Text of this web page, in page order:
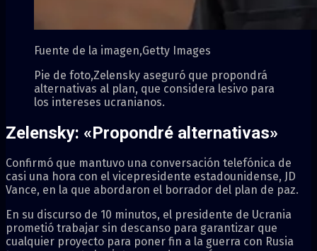
Fuente de la imagen,Getty Images
Pie de foto,Zelensky aseguró que propondrá
alternativas al plan, que considera lesivo para
los intereses ucranianos.
Zelensky: «Propondré alternativas»
Confirmó que mantuvo una conversación telefónica de
casi una hora con el vicepresidente estadounidense, JD
Vance, en la que abordaron el borrador del plan de paz.
En su discurso de 10 minutos, el presidente de Ucrania
prometió trabajar sin descanso para garantizar que
cualquier proyecto para poner fin a la guerra con Rusia